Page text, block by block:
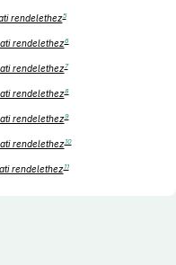
rendelethez5
rendelethez6
rendelethez7
rendelethez8
rendelethez9
rendelethez10
rendelethez11